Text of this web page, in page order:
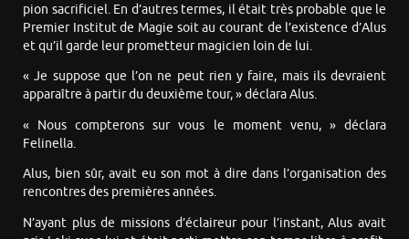
pion sacrificiel. En d’autres termes, il était très probable que le
Premier Institut de Magie soit au courant de l’existence d’Alus
et qu’il garde leur prometteur magicien loin de lui.
« Je suppose que l’on ne peut rien y faire, mais ils devraient
apparaître à partir du deuxième tour, » déclara Alus.
« Nous compterons sur vous le moment venu, » déclara
Felinella.
Alus, bien sûr, avait eu son mot à dire dans l’organisation des
rencontres des premières années.
N’ayant plus de missions d’éclaireur pour l’instant, Alus avait